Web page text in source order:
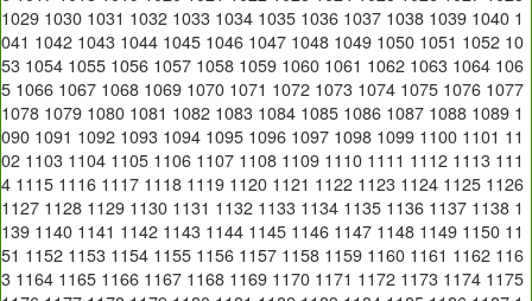
1029 1030 1031 1032 1033 1034 1035 1036 1037 1038 1039 1040 1
041 1042 1043 1044 1045 1046 1047 1048 1049 1050 1051 1052 10
53 1054 1055 1056 1057 1058 1059 1060 1061 1062 1063 1064 106
5 1066 1067 1068 1069 1070 1071 1072 1073 1074 1075 1076 1077
1078 1079 1080 1081 1082 1083 1084 1085 1086 1087 1088 1089 1
090 1091 1092 1093 1094 1095 1096 1097 1098 1099 1100 1101 11
02 1103 1104 1105 1106 1107 1108 1109 1110 1111 1112 1113 111
4 1115 1116 1117 1118 1119 1120 1121 1122 1123 1124 1125 1126
1127 1128 1129 1130 1131 1132 1133 1134 1135 1136 1137 1138 1
139 1140 1141 1142 1143 1144 1145 1146 1147 1148 1149 1150 11
51 1152 1153 1154 1155 1156 1157 1158 1159 1160 1161 1162 116
3 1164 1165 1166 1167 1168 1169 1170 1171 1172 1173 1174 1175